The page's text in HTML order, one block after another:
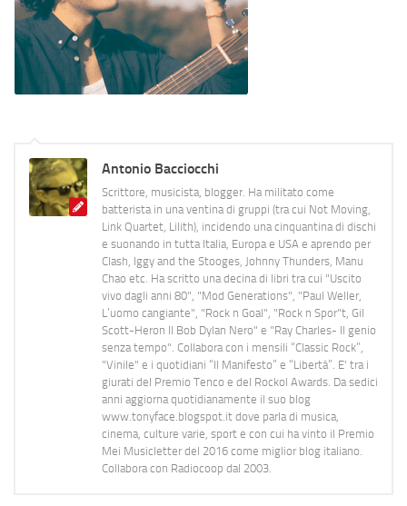
Antonio Bacciocchi
Scrittore, musicista, blogger. Ha militato come
batterista in una ventina di gruppi (tra cui Not Moving,
Link Quartet, Lilith), incidendo una cinquantina di dischi
e suonando in tutta Italia, Europa e USA e aprendo per
Clash, Iggy and the Stooges, Johnny Thunders, Manu
Chao etc. Ha scritto una decina di libri tra cui "Uscito
vivo dagli anni 80", "Mod Generations", "Paul Weller,
L’uomo cangiante", "Rock n Goal", "Rock n Spor"t, Gil
Scott-Heron Il Bob Dylan Nero" e "Ray Charles- Il genio
senza tempo". Collabora con i mensili “Classic Rock”,
"Vinile" e i quotidiani “Il Manifesto” e “Libertà”. E' tra i
giurati del Premio Tenco e del Rockol Awards. Da sedici
anni aggiorna quotidianamente il suo blog
www.tonyface.blogspot.it dove parla di musica,
cinema, culture varie, sport e con cui ha vinto il Premio
Mei Musicletter del 2016 come miglior blog italiano.
Collabora con Radiocoop dal 2003.